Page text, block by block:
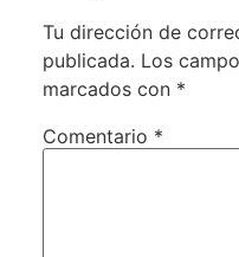
Tu dirección de
publicada. Los
marcados con *
Comentario *